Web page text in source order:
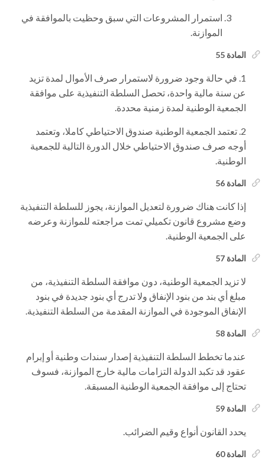
استمرار المشروعات التي سبق وحظيت بالموافقة في
الموازنة.
المادة 55
في حالة وجود ضرورة لاستمرار صرف الأموال لمدة تزيد
عن سنة مالية واحدة، تحصل السلطة التنفيذية على موافقة
الجمعية الوطنية لمدة زمنية محددة.
تعتمد الجمعية الوطنية صندوق الاحتياطي كاملا، وتعتمد
أوجه صرف صندوق الاحتياطي خلال الدورة التالية للجمعية
الوطنية.
المادة 56
إذا كانت هناك ضرورة لتعديل الموازنة، يجوز للسلطة التنفيذية
وضع مشروع قانون تكميلي تمت مراجعته للموازنة وعرضه
على الجمعية الوطنية.
المادة 57
لا تزيد الجمعية الوطنية، دون موافقة السلطة التنفيذية، من
مبلغ أي بند من بنود الإنفاق ولا تدرج أي بنود جديدة في بنود
الإنفاق الموجودة في الموازنة المقدمة من السلطة التنفيذية.
المادة 58
عندما تخطط السلطة التنفيذية إصدار سندات وطنية أو إبرام
عقود قد تكبد الدولة التزامات مالية خارج الموازنة، فسوف
تحتاج إلى موافقة الجمعية الوطنية المسبقة.
المادة 59
يحدد القانون أنواع وقيم الضرائب.
المادة 60